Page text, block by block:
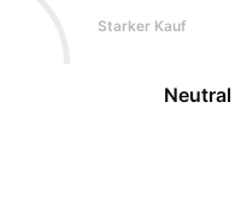
Starker Kauf
Neutral